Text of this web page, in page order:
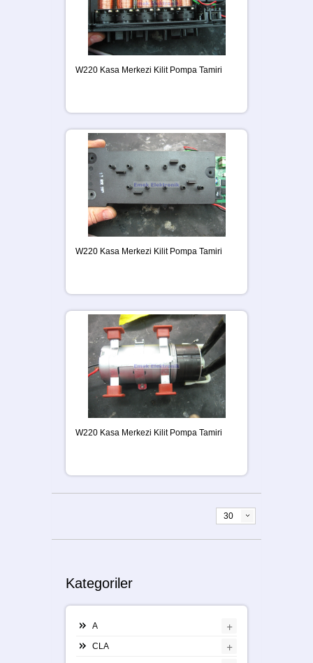
W220 Kasa Merkezi Kilit Pompa Tamiri
W220 Kasa Merkezi Kilit Pompa Tamiri
W220 Kasa Merkezi Kilit Pompa Tamiri
30
Kategoriler
A +
CLA +